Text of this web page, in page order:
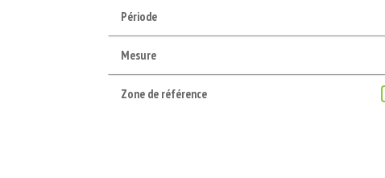
Période
Mesure
Zone de référence